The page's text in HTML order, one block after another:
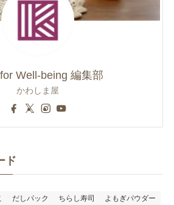
Well-being 編集部
かわしま屋
ド
だしパック ちらし寿司
よもぎパウダー